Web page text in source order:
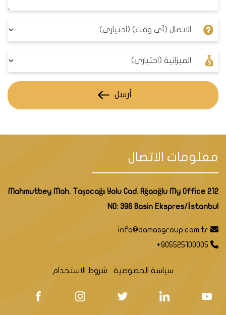
أرسل
معلومات الاتصال
Mahmutbey Mah. Taşocağı Yolu Cad. Ağaoğlu My Office 212
NO: 396 Basin Ekspres/İstanbul
info@damasgroup.com.tr
+905525100005
سياسة الخصوصية شروط الاستخدام